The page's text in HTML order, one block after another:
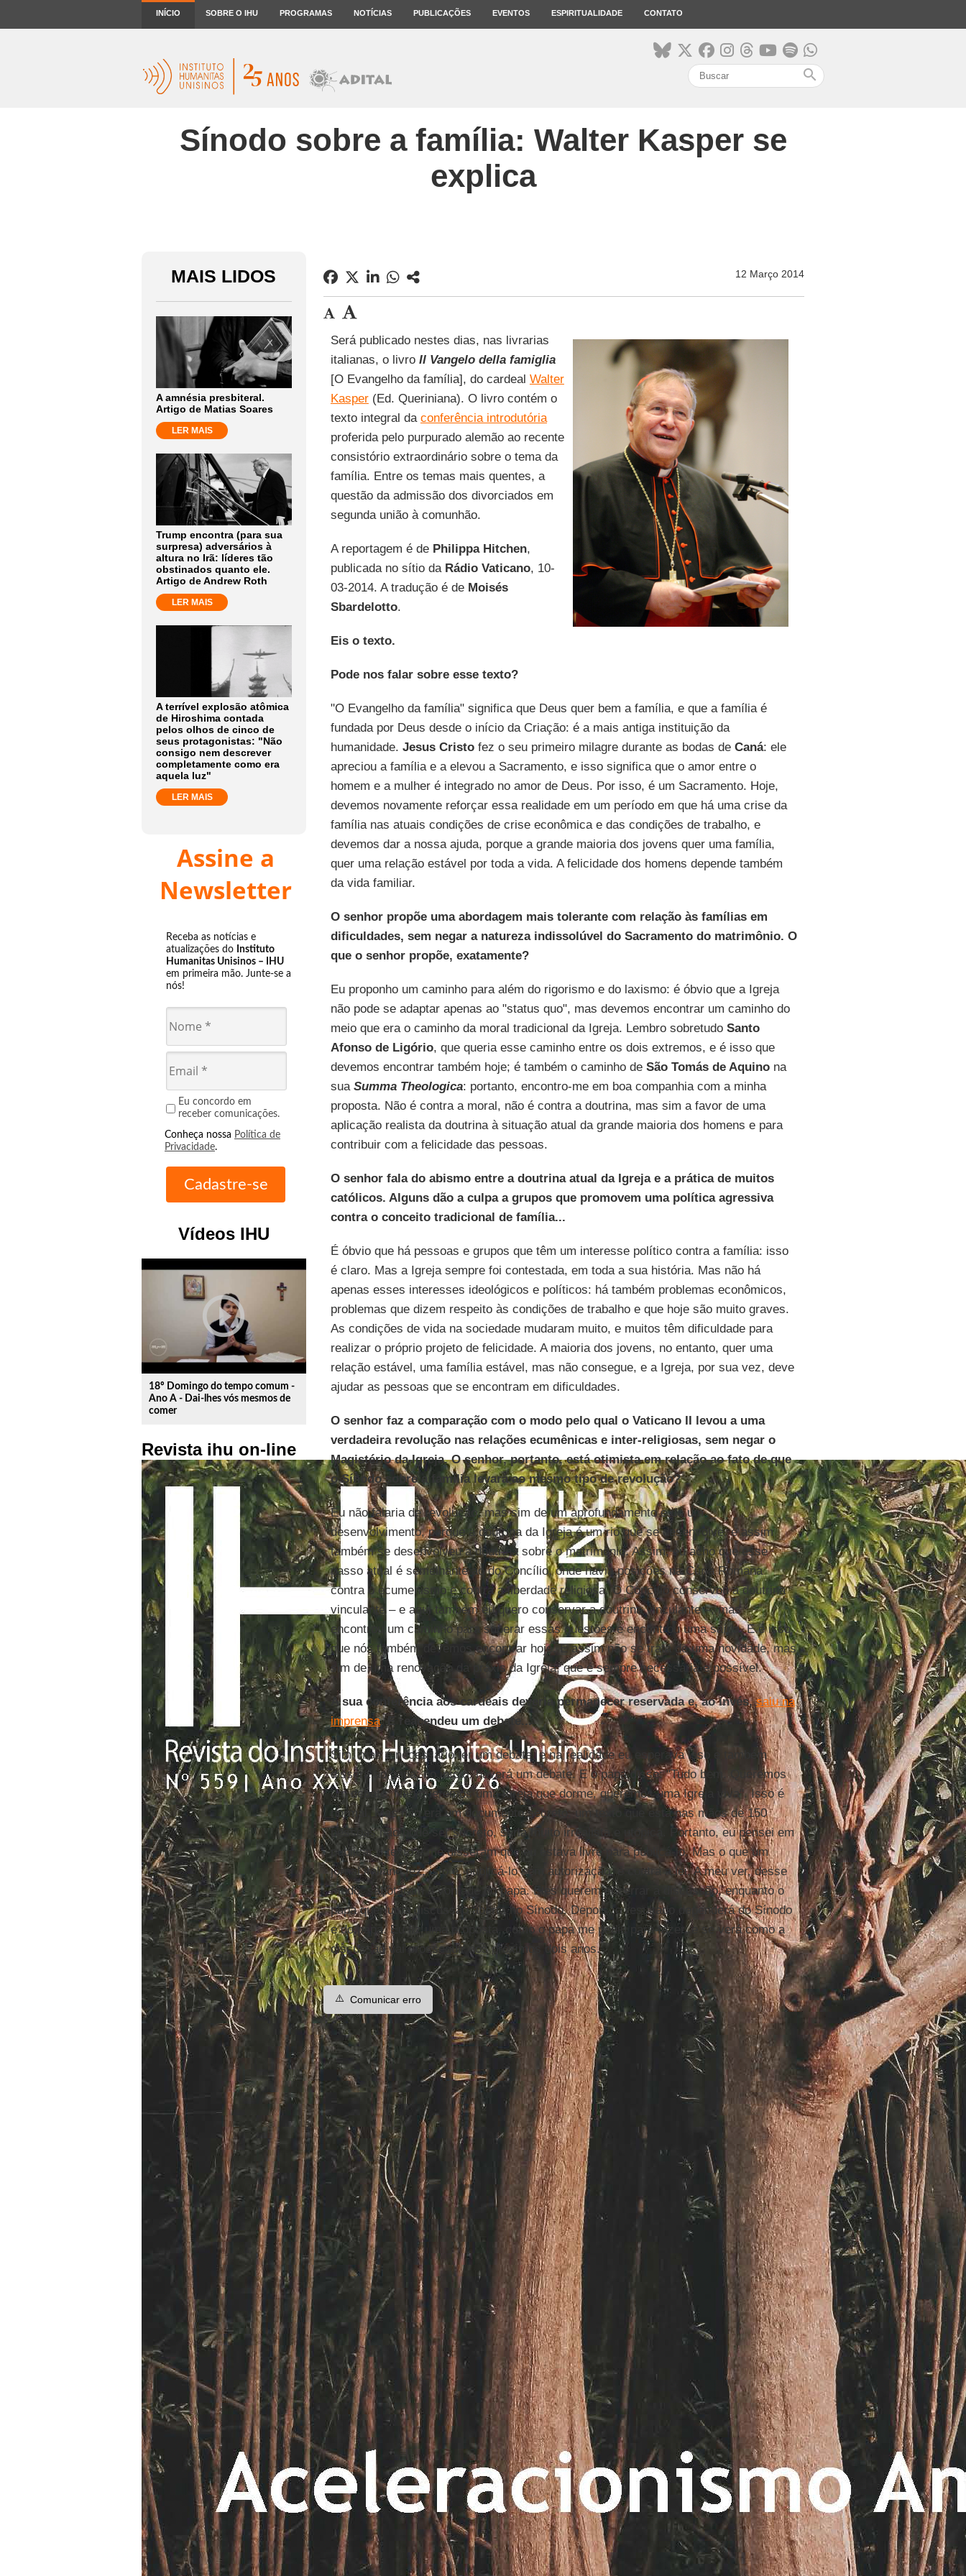
INÍCIO SOBRE O IHU PROGRAMAS NOTÍCIAS PUBLICAÇÕES EVENTOS ESPIRITUALIDADE CONTATO
search
Sínodo sobre a família: Walter Kasper se
explica
MAIS LIDOS
A amnésia presbiteral.
Artigo de Matias Soares
LER MAIS
Trump encontra (para sua
surpresa) adversários à
altura no Irã: líderes tão
obstinados quanto ele.
Artigo de Andrew Roth
LER MAIS
A terrível explosão atômica
de Hiroshima contada
pelos olhos de cinco de
seus protagonistas: "Não
consigo nem descrever
completamente como era
aquela luz"
LER MAIS
Assine a
Newsletter
Receba as notícias e
atualizações do Instituto
Humanitas Unisinos – IHU
em primeira mão. Junte-se a
nós!
Eu concordo em
receber comunicações.
Conheça nossa Política de
Privacidade.
Vídeos IHU
play_circle_outline
18º Domingo do tempo comum -
Ano A - Dai-lhes vós mesmos de
comer
Revista ihu on-line
12 Março 2014
Será publicado nestes dias, nas livrarias
italianas, o livro Il Vangelo della famiglia
[O Evangelho da família], do cardeal Walter
Kasper(Ed. Queriniana). O livro contém o
texto integral da conferência introdutória
proferida pelo purpurado alemão ao recente
consistório extraordinário sobre o tema da
família. Entre os temas mais quentes, a
questão da admissão dos divorciados em
segunda união à comunhão.
A reportagem é de Philippa Hitchen,
publicada no sítio da Rádio Vaticano, 10-
03-2014. A tradução é de Moisés
Sbardelotto.
Eis o texto.
Pode nos falar sobre esse texto?
"O Evangelho da família" significa que Deus quer bem a família, e que a família é
fundada por Deus desde o início da Criação: é a mais antiga instituição da
humanidade. Jesus Cristofez o seu primeiro milagre durante as bodas de Caná: ele
apreciou a família e a elevou a Sacramento, e isso significa que o amor entre o
homem e a mulher é integrado no amor de Deus. Por isso, é um Sacramento. Hoje,
devemos novamente reforçar essa realidade em um período em que há uma crise da
família nas atuais condições de crise econômica e das condições de trabalho, e
devemos dar a nossa ajuda, porque a grande maioria dos jovens quer uma família,
quer uma relação estável por toda a vida. A felicidade dos homens depende também
da vida familiar.
O senhor propõe uma abordagem mais tolerante com relação às famílias em
dificuldades, sem negar a natureza indissolúvel do Sacramento do matrimônio. O
que o senhor propõe, exatamente?
Eu proponho um caminho para além do rigorismo e do laxismo: é óbvio que a Igreja
não pode se adaptar apenas ao "status quo", mas devemos encontrar um caminho do
meio que era o caminho da moral tradicional da Igreja. Lembro sobretudo Santo
Afonso de Ligório, que queria esse caminho entre os dois extremos, e é isso que
devemos encontrar também hoje; é também o caminho de São Tomás de Aquinona
sua Summa Theologica: portanto, encontro-me em boa companhia com a minha
proposta. Não é contra a moral, não é contra a doutrina, mas sim a favor de uma
aplicação realista da doutrina à situação atual da grande maioria dos homens e para
contribuir com a felicidade das pessoas.
O senhor fala do abismo entre a doutrina atual da Igreja e a prática de muitos
católicos. Alguns dão a culpa a grupos que promovem uma política agressiva
contra o conceito tradicional de família...
É óbvio que há pessoas e grupos que têm um interesse político contra a família: isso
é claro. Mas a Igreja sempre foi contestada, em toda a sua história. Mas não há
apenas esses interesses ideológicos e políticos: há também problemas econômicos,
problemas que dizem respeito às condições de trabalho e que hoje são muito graves.
As condições de vida na sociedade mudaram muito, e muitos têm dificuldade para
realizar o próprio projeto de felicidade. A maioria dos jovens, no entanto, quer uma
relação estável, uma família estável, mas não consegue, e a Igreja, por sua vez, deve
ajudar as pessoas que se encontram em dificuldades.
O senhor faz a comparação com o modo pelo qual o Vaticano II levou a uma
verdadeira revolução nas relações ecumênicas e inter-religiosas, sem negar o
Magistério da Igreja. O senhor, portanto, está otimista em relação ao fato de que
o Sínodo sobre a família levará ao mesmo tipo de revolução?
Eu não falaria de revolução, mas sim de um aprofundamento e de um
desenvolvimento, porque a doutrina da Igreja é um rio que se desenvolve, e assim
também se desenvolveu a doutrina sobre o matrimônio. Assim, eu acho que esse
passo atual é semelhante ao do Concílio, onde havia posições na Cúria Romana
contra o ecumenismo e contra a liberdade religiosa. O Concílio conservou a doutrina
vinculante – e aqui também eu quero conservar a doutrina vinculante –, mas
encontrou um caminho para superar essas questões e encontrou uma saída. E é isso
que nós também devemos encontrar hoje. E assim não se trata de uma novidade, mas
sim de uma renovação da práxis da Igreja, que é sempre necessária e possível.
A sua conferência aos cardeais deveria permanecer reservada e, ao invés,saiu na
imprensa. E reacendeu um debate...
Sim, mas é necessário ter um debate, e na realidade eu esperava isso e também
dissera ao papa: no início, haverá um debate. E o papa disse: "Tudo bem. Queremos
um debate. Não queremos uma Igreja que dorme, queremos uma Igreja viva". Isso é
normal. Mas não era um documento secreto: um texto que está nas mãos de 150
pessoas não pode ser secreto, seria muito irrealista e utópica. Portanto, eu pensei em
publicar o texto e me disseram que eu estava livre para publicá-lo. Mas o que um
jornal italiano fez, isto é, publicá-lo sem autorização, é contra a lei. A meu ver, desse
modo, sabotaram a vontade do papa. Eles querem encerrar a discussão, enquanto o
papa quer uma discussão aberta no Sínodo. Depois, o resultado dependerá do Sínodo
e do papa. Eu fiz uma proposta, como o papa me pediu para fazer, e se verá como a
discussão vai prosseguir nos próximos dois anos.
⚠️ Comunicar erro